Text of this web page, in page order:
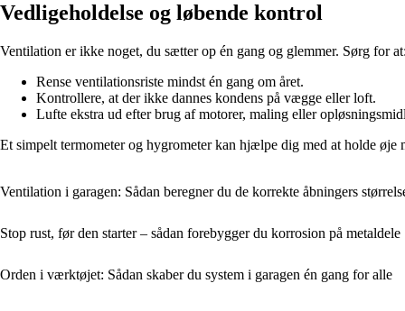
Vedligeholdelse og løbende kontrol
Ventilation er ikke noget, du sætter op én gang og glemmer. Sørg for
Rense ventilationsriste mindst én gang om året.
Kontrollere, at der ikke dannes kondens på vægge eller loft.
Lufte ekstra ud efter brug af motorer, maling eller
Et simpelt termometer og hygrometer kan hjælpe dig med at holde
Ventilation i garagen: Sådan beregner du de korrekte åbningers
Stop rust, før den starter – sådan forebygger du korrosion på metaldele
Orden i værktøjet: Sådan skaber du system i garagen én gang for alle